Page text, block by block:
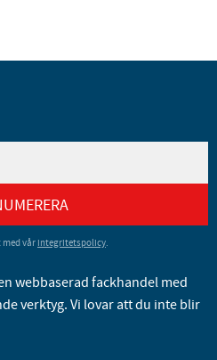
vår integritetspolicy.
webbaserad fackhandel med
verktyg. Vi lovar att du inte blir